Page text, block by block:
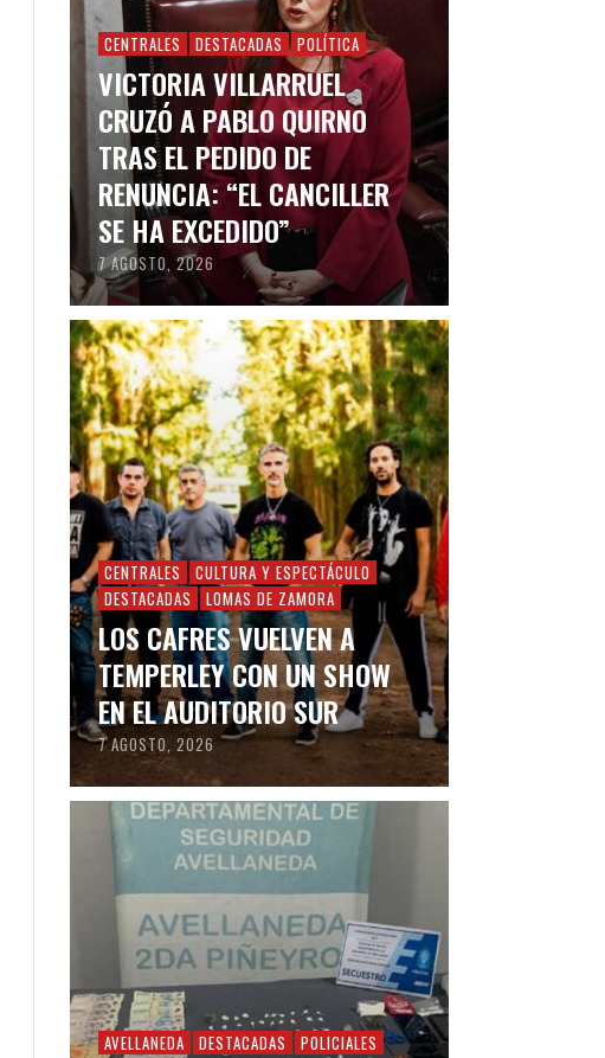
CENTRALES DESTACADAS POLÍTICA
VICTORIA VILLARRUEL
CRUZÓ A PABLO QUIRNO
TRAS EL PEDIDO DE
RENUNCIA: “EL CANCILLER
SE HA EXCEDIDO”
7 AGOSTO, 2026
CENTRALES
CULTURA Y ESPECTÁCULO
DESTACADAS
LOMAS DE ZAMORA
LOS CAFRES VUELVEN A
TEMPERLEY CON UN SHOW
EN EL AUDITORIO SUR
7 AGOSTO, 2026
AVELLANEDA DESTACADAS POLICIALES